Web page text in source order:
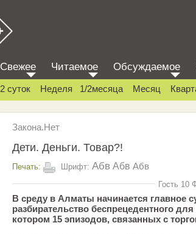
Свежее Читаемое Обсуждаемое
2 суток Неделя 1/2месяца Месяц
Закона.Нет
Дети. Деньги. Товар?!
Печать: Шрифт: Абв Абв Абв
Гость 10
В среду в Алматы начинается главное
разбирательство беспрецедентного для
котором 15 эпизодов, связанных с